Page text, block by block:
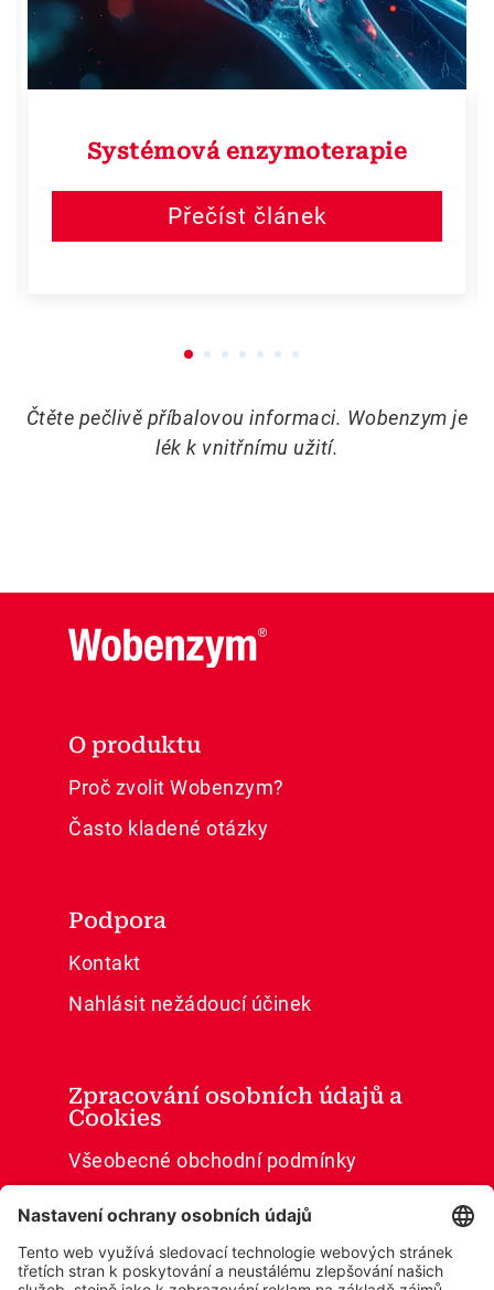
Systémová enzymoterapie
Přečíst článek
Čtěte pečlivě příbalovou informaci. Wobenzym je
lék k vnitřnímu užití.
O produktu
Proč zvolit Wobenzym?
Často kladené otázky
Podpora
Kontakt
Nahlásit nežádoucí účinek
Zpracování osobních údajů a
Cookies
Všeobecné obchodní podmínky
Ochrana osobních údajů
Cookies
Prohlášení o přístupnosti